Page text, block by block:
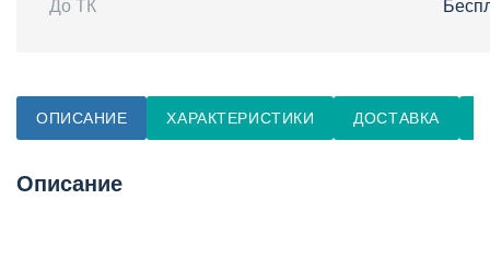
До ТК
ОПИСАНИЕ ХАРАКТЕРИСТИКИ ДОСТАВКА
Описание